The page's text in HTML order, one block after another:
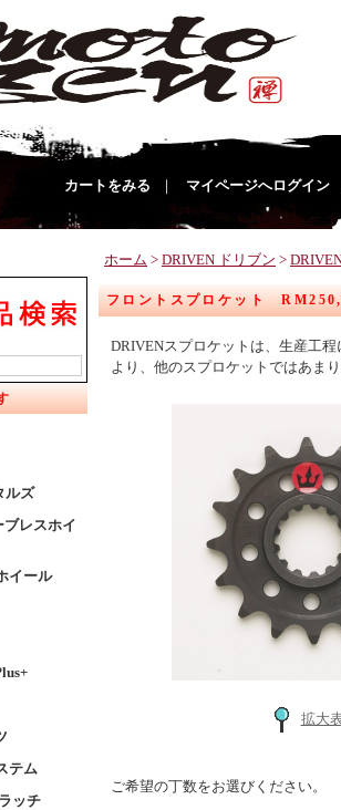
カートをみる マイページへログイン
ルズ
レスホイ
イール
テム
ッチ
ホーム > DRIVEN ドリブン >
フロントスプロケット
DRIVENスプロケットは、生産工
より、他のスプロケットではあま
拡大
ご希望の丁数をお選びください。